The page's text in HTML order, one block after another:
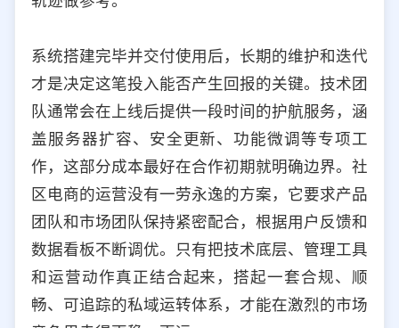
系统搭建完毕并交付使用后，长期的维护和迭代
才是决定这笔投入能否产生回报的关键。技术团
队通常会在上线后提供一段时间的护航服务，涵
盖服务器扩容、安全更新、功能微调等专项工
作，这部分成本最好在合作初期就明确边界。社
区电商的运营没有一劳永逸的方案，它要求产品
团队和市场团队保持紧密配合，根据用户反馈和
数据看板不断调优。只有把技术底层、管理工具
和运营动作真正结合起来，搭起一套合规、顺
畅、可追踪的私域运转体系，才能在激烈的市场